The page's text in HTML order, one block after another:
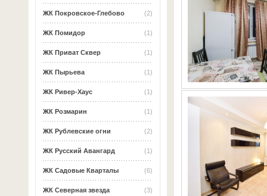
(2)
ЖК Покровское-Глебово
(1)
ЖК Помидор
(1)
ЖК Приват Сквер
(1)
ЖК Пырьева
(1)
ЖК Ривер-Хаус
(1)
ЖК Розмарин
(2)
ЖК Рублевские огни
(1)
ЖК Русский Авангард
(6)
ЖК Садовые Кварталы
(3)
ЖК Северная звезда